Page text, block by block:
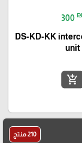
300 ₪
DS-KD-KK
unit
add_shopping_cart
210 منتج